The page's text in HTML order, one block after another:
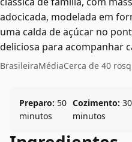
adocicada, modelada em
uma calda de açúcar no
deliciosa para acompanhar
BrasileiraMédiaCerca de 40
Preparo: 50
minutos
Cozimento: 30
minutos